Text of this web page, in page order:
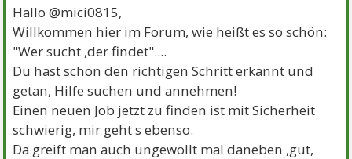
Hallo @mici0815,
Willkommen hier im Forum, wie heißt es so schön:
"Wer sucht ,der findet"....
Du hast schon den richtigen Schritt erkannt und
getan, Hilfe suchen und annehmen!
Einen neuen Job jetzt zu finden ist mit Sicherheit
schwierig, mir geht s ebenso.
Da greift man auch ungewollt mal daneben ,gut,